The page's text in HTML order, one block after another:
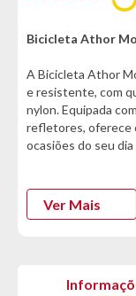
Bicicleta Athor
A Bicicleta Athor
e resistente, com
nylon. Equipada
refletores, oferece
ocasiões do seu dia
*Características
- Modelo: Model
Ver Mais